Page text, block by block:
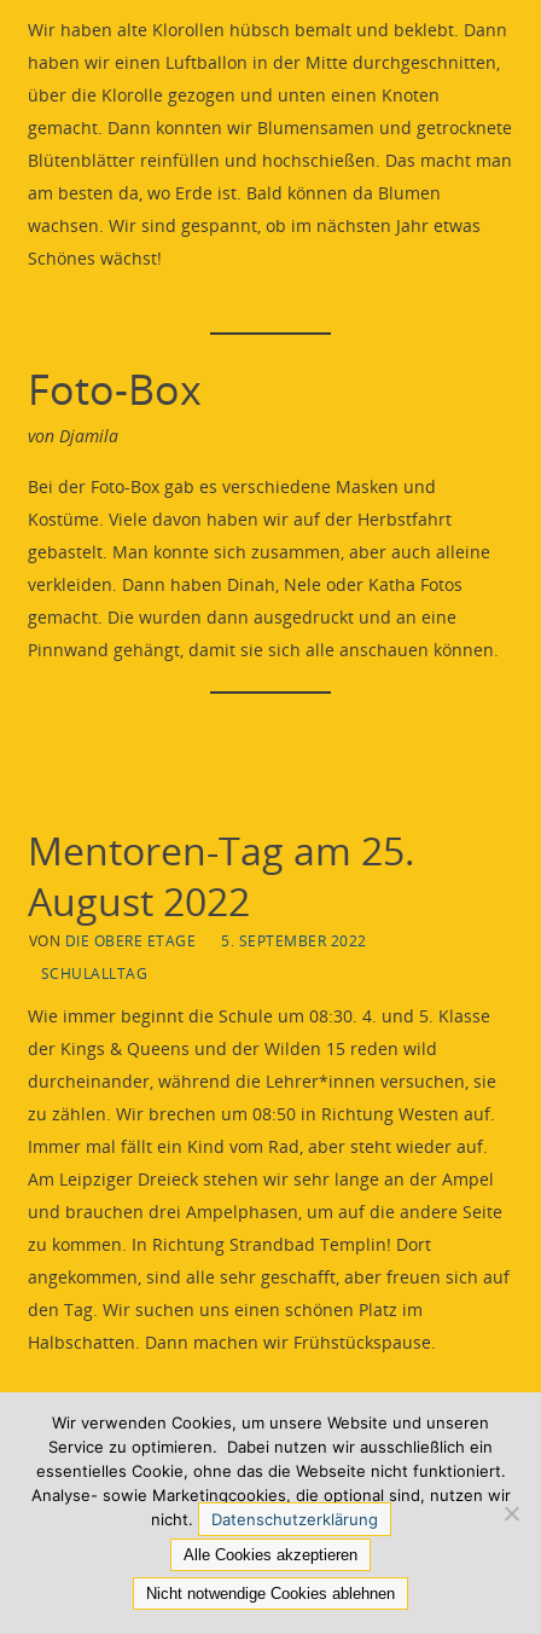
Wir haben alte Klorollen hübsch bemalt und beklebt. Dann
haben wir einen Luftballon in der Mitte durchgeschnitten,
über die Klorolle gezogen und unten einen Knoten
gemacht. Dann konnten wir Blumensamen und getrocknete
Blütenblätter reinfüllen und hochschießen. Das macht man
am besten da, wo Erde ist. Bald können da Blumen
wachsen. Wir sind gespannt, ob im nächsten Jahr etwas
Schönes wächst!
Foto-Box
von Djamila
Bei der Foto-Box gab es verschiedene Masken und
Kostüme. Viele davon haben wir auf der Herbstfahrt
gebastelt. Man konnte sich zusammen, aber auch alleine
verkleiden. Dann haben Dinah, Nele oder Katha Fotos
gemacht. Die wurden dann ausgedruckt und an eine
Pinnwand gehängt, damit sie sich alle anschauen können.
Mentoren-Tag am 25.
August 2022
VON DIE OBERE ETAGE
5. SEPTEMBER 2022
SCHULALLTAG
Wie immer beginnt die Schule um 08:30. 4. und 5. Klasse
der Kings & Queens und der Wilden 15 reden wild
durcheinander, während die Lehrer*innen versuchen, sie
zu zählen. Wir brechen um 08:50 in Richtung Westen auf.
Immer mal fällt ein Kind vom Rad, aber steht wieder auf.
Am Leipziger Dreieck stehen wir sehr lange an der Ampel
und brauchen drei Ampelphasen, um auf die andere Seite
zu kommen. In Richtung Strandbad Templin! Dort
angekommen, sind alle sehr geschafft, aber freuen sich auf
den Tag. Wir suchen uns einen schönen Platz im
Halbschatten. Dann machen wir Frühstückspause.
Danach gehen wir endlich baden!
Skip-Bo und Skyjo waren sehr beliebte Badepausen-Spiele!
Um 13:00 fahren wir zurück zur Schule. Dort angekommen,
Wir verwenden Cookies, um unsere Website und unseren
Service zu optimieren. Dabei nutzen wir ausschließlich ein
essentielles Cookie, ohne das die Webseite nicht funktioniert.
Analyse- sowie Marketingcookies, die optional sind, nutzen wir
nicht.
Datenschutzerklärung
Alle Cookies akzeptieren
Nicht notwendige Cookies ablehnen